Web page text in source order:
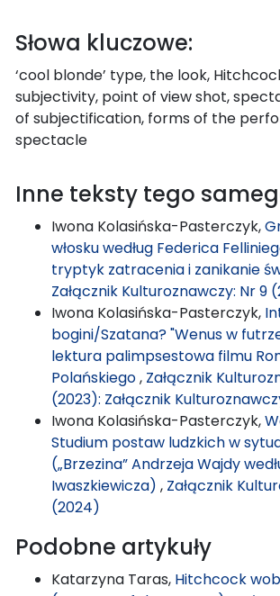
Słowa kluczowe:
‘cool blonde’ type, the look,
subjectivity, point of view shot,
of subjectification, forms of the
spectacle
Inne teksty tego
Iwona Kolasińska-Pasterczyk,
włosku według Federica
tryptyk zatracenia i zanikanie
Załącznik Kulturoznawczy: Nr 9
Iwona Kolasińska-Pasterczyk,
bogini/Szatana? "Wenus w
lektura palimpsestowa filmu
Polańskiego, Załącznik
(2023): Załącznik
Iwona Kolasińska-Pasterczyk,
Studium postaw ludzkich w
(„Brzezina” Andrzeja Wajdy
Iwaszkiewicza) , Załącznik
(2024)
Podobne artykuły
Katarzyna Taras, Hitchcock